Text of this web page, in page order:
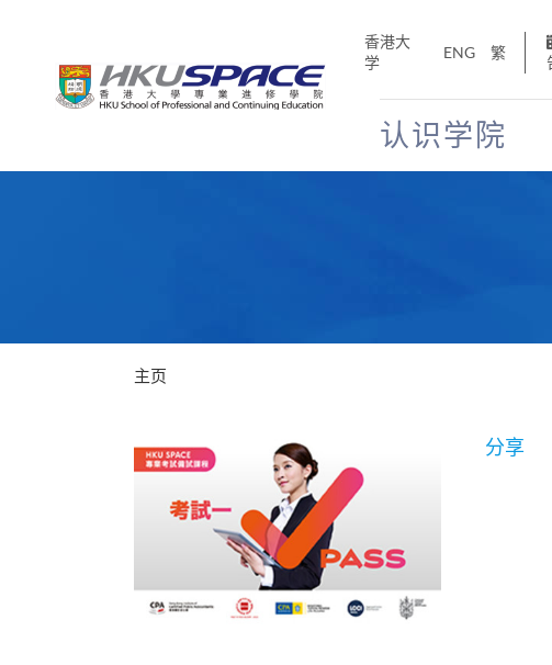
香港大
学
ENG 繁
认识学院
主页
分享